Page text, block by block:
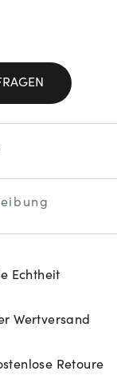
Echtheit
Wertversand
Retoure